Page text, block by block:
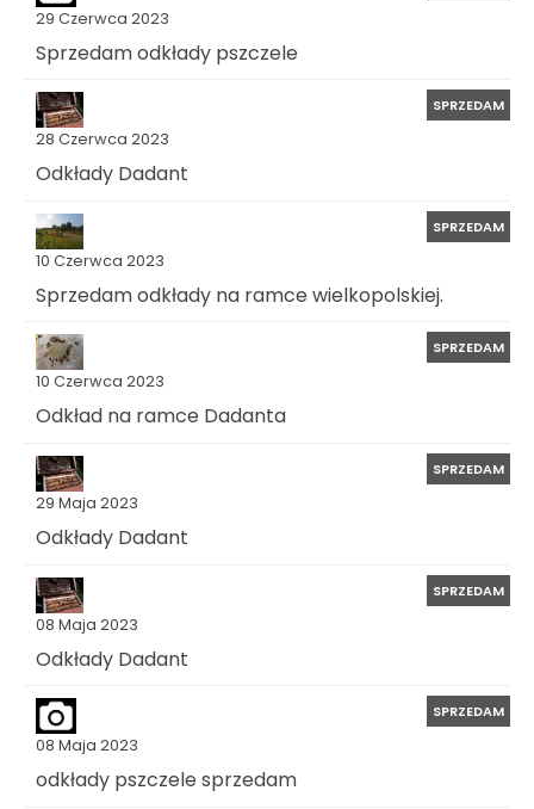
29 Czerwca 2023
Sprzedam odkłady pszczele
28 Czerwca 2023
SPRZEDAM
Odkłady Dadant
10 Czerwca 2023
SPRZEDAM
Sprzedam odkłady na ramce wielkopolskiej.
10 Czerwca 2023
SPRZEDAM
Odkład na ramce Dadanta
29 Maja 2023
SPRZEDAM
Odkłady Dadant
08 Maja 2023
SPRZEDAM
Odkłady Dadant
08 Maja 2023
SPRZEDAM
odkłady pszczele sprzedam